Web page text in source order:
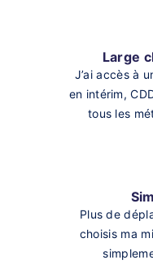
Large
J’ai accès à
en intérim,
tous les
Plus de
choisis ma